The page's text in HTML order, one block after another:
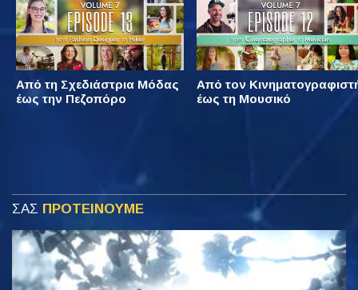
Από τη Σχεδιάστρια Μόδας
έως την Πεζοπόρο
Από τον
έως τη Μουσικό
ΣΑΣ ΠΡΟΤΕΙΝΟΥΜΕ